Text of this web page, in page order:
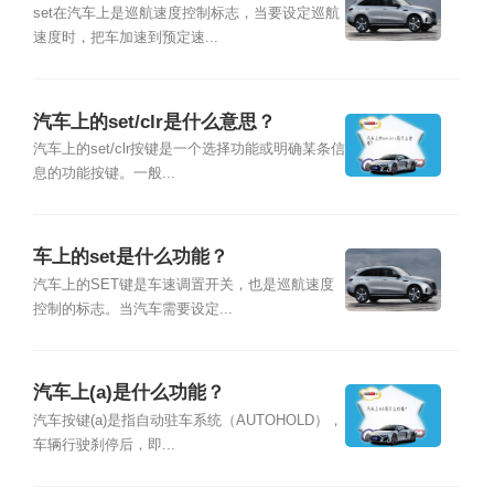
set在汽车上是巡航速度控制标志，当要设定巡航
速度时，把车加速到预定速...
汽车上的set/clr是什么意思？
汽车上的set/clr按键是一个选择功能或明确某条信
息的功能按键。一般...
车上的set是什么功能？
汽车上的SET键是车速调置开关，也是巡航速度
控制的标志。当汽车需要设定...
汽车上(a)是什么功能？
汽车按键(a)是指自动驻车系统（AUTOHOLD），
车辆行驶刹停后，即...